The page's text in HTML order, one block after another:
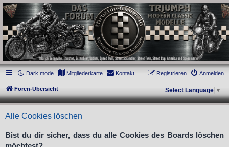
thruxton-forum.de
DAS FORUM! Alles rund um die Triumph Modern Classic Modelle. Das Forum für
die New Bonneville Baureihen ab BJ 2001. Triumph Bonneville, Thruxton,
Scrambler, Bobber, Speed Twin, Street Scrambler, Street Twin, Street Cup, America
und Speedmaster.
Dark mode
Mitgliederkarte Kontakt Anmelden
Registrieren
Foren-Übersicht Select Language ▼
Alle Cookies löschen
Bist du dir sicher, dass du alle Cookies des Boards löschen